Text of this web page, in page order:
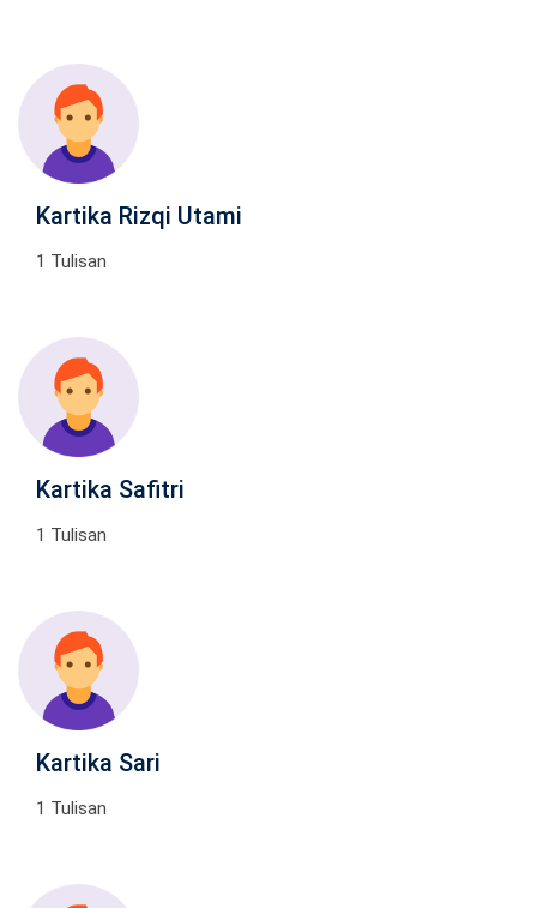
Kartika Rizqi Utami
1 Tulisan
Kartika Safitri
1 Tulisan
Kartika Sari
1 Tulisan